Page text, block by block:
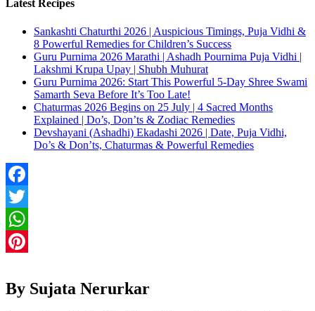
Latest Recipes
Sankashti Chaturthi 2026 | Auspicious Timings, Puja Vidhi &
8 Powerful Remedies for Children’s Success
Guru Purnima 2026 Marathi | Ashadh Pournima Puja Vidhi |
Lakshmi Krupa Upay | Shubh Muhurat
Guru Purnima 2026: Start This Powerful 5-Day Shree Swami
Samarth Seva Before It’s Too Late!
Chaturmas 2026 Begins on 25 July | 4 Sacred Months
Explained | Do’s, Don’ts & Zodiac Remedies
Devshayani (Ashadhi) Ekadashi 2026 | Date, Puja Vidhi,
Do’s & Don’ts, Chaturmas & Powerful Remedies
Facebook
Twitter
WhatsApp
By Sujata Nerurkar